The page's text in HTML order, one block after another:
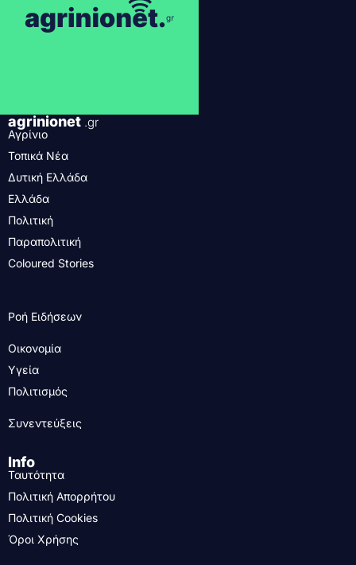
agrinionet .gr
Αγρίνιο
Τοπικά Νέα
Δυτική Ελλάδα
Ελλάδα
Πολιτική
Παραπολιτική
Coloured Stories
Ροή Ειδήσεων
Οικονομία
Υγεία
Πολιτισμός
Συνεντεύξεις
Info
Ταυτότητα
Πολιτική Απορρήτου
Πολιτική Cookies
Όροι Χρήσης